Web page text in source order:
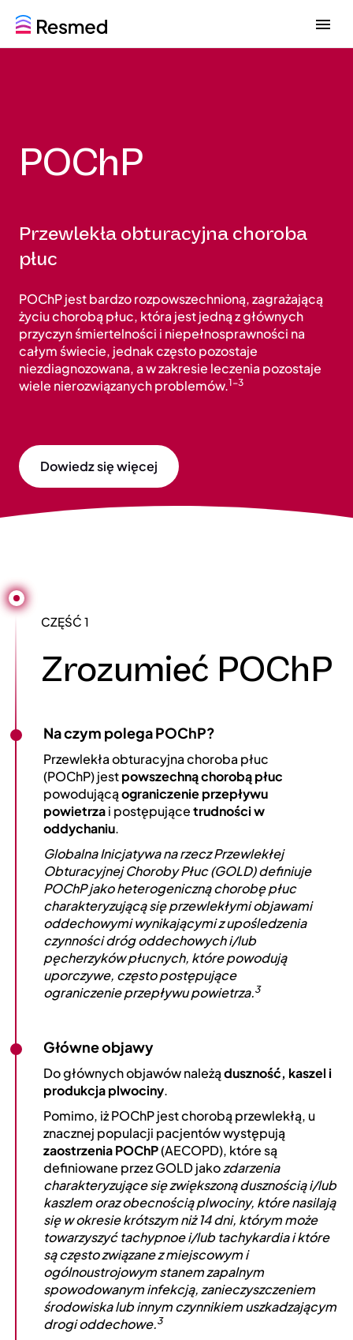
G
o
G
o
e
n
POChP
Przewlekła obturacyjna choroba
płuc
POChP jest bardzo rozpowszechnioną, zagrażającą
życiu chorobą płuc, która jest jedną z głównych
przyczyn śmiertelności i niepełnosprawności na
całym świecie, jednak często pozostaje
niezdiagnozowana, a w zakresie leczenia pozostaje
wiele nierozwiązanych problemów.1-3
Dowiedz się więcej
CZĘŚĆ 1
Zrozumieć POChP
Na czym polega POChP?
Przewlekła obturacyjna choroba płuc
(POChP) jestpowszechną chorobą płuc
powodującąograniczenie przepływu
powietrzai postępującetrudności w
oddychaniu.
Globalna Inicjatywa na rzecz Przewlekłej
Obturacyjnej Choroby Płuc (GOLD) definiuje
POChP jako heterogeniczną chorobę płuc
charakteryzującą się przewlekłymi objawami
oddechowymi wynikającymi z upośledzenia
czynności dróg oddechowych i/lub
pęcherzyków płucnych, które powodują
uporczywe, często postępujące
ograniczenie przepływu powietrza.3
Główne objawy
Do głównych objawów należąduszność, kaszel i
produkcja plwociny.
Pomimo, iż POChP jest chorobą przewlekłą, u
znacznej populacji pacjentów występują
zaostrzenia POChP(AECOPD), które są
definiowane przez GOLD jakozdarzenia
charakteryzujące się zwiększoną dusznością i/lub
kaszlem oraz obecnością plwociny, które nasilają
się w okresie krótszym niż 14 dni, którym może
towarzyszyć tachypnoe i/lub tachykardia i które
są często związane z miejscowym i
ogólnoustrojowym stanem zapalnym
spowodowanym infekcją, zanieczyszczeniem
środowiska lub innym czynnikiem uszkadzającym
drogi oddechowe.3